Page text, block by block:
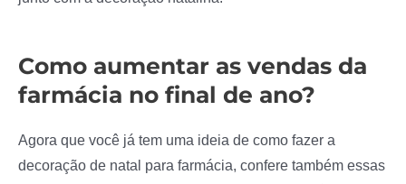
Como aumentar as vendas da
farmácia no final de ano?
Agora que você já tem uma ideia de como fazer a
decoração de natal para farmácia, confere também essas